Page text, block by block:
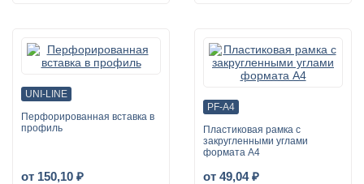
UNI-LINE
Перфорированная вставка в
профиль
от 150,10 ₽
PF-A4
Пластиковая рамка с
закругленными углами
формата А4
от 49,04 ₽